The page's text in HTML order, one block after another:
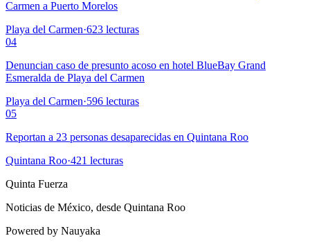
Carmen a Puerto Morelos
Playa del Carmen·623 lecturas
04
Denuncian caso de presunto acoso en hotel BlueBay Grand
Esmeralda de Playa del Carmen
Playa del Carmen·596 lecturas
05
Reportan a 23 personas desaparecidas en Quintana Roo
Quintana Roo·421 lecturas
Quinta Fuerza
Noticias de México, desde Quintana Roo
Powered by Nauyaka